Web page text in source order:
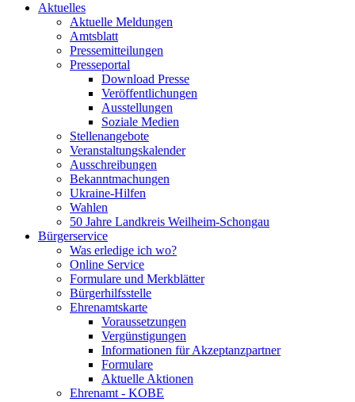
Aktuelles
Aktuelle Meldungen
Amtsblatt
Pressemitteilungen
Presseportal
Download Presse
Veröffentlichungen
Ausstellungen
Soziale Medien
Stellenangebote
Veranstaltungskalender
Ausschreibungen
Bekanntmachungen
Ukraine-Hilfen
Wahlen
50 Jahre Landkreis Weilheim-Schongau
Bürgerservice
Was erledige ich wo?
Online Service
Formulare und Merkblätter
Bürgerhilfsstelle
Ehrenamtskarte
Voraussetzungen
Vergünstigungen
Informationen für Akzeptanzpartner
Formulare
Aktuelle Aktionen
Ehrenamt - KOBE